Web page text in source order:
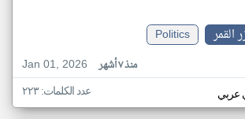
القمر
Politics
Jan 01, 2026
منذ ٧ أشهر
عربي عدد الكلمات: ٢٢٣